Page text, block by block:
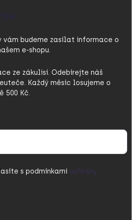
vám budeme zasílat informace o
e-shopu.
ze zákulisí. Odebírejte náš
Každý měsíc losujeme o
500 Kč.
s podmínkami ochrany